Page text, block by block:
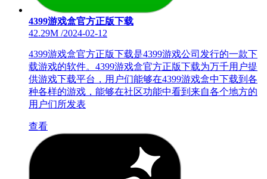
4399游戏盒官方正版下载
42.29M /2024-02-12
4399游戏盒官方正版下载是4399游戏公司发行的一款下
载游戏的软件。4399游戏盒官方正版下载为万千用户提
供游戏下载平台，用户们能够在4399游戏盒中下载到各
种各样的游戏，能够在社区功能中看到来自各个地方的
用户们所发表
查看